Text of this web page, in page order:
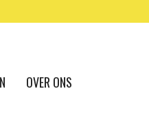
OVER ONS